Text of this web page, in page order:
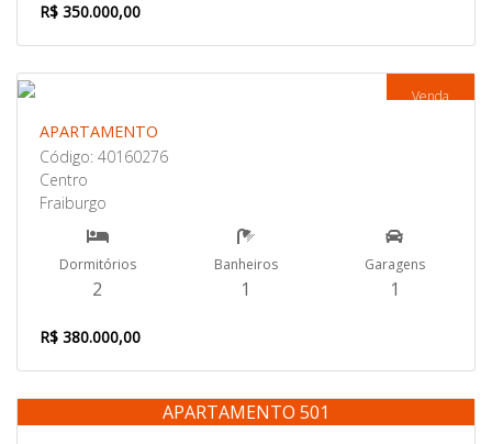
R$ 350.000,00
Venda
APARTAMENTO
Código: 40160276
Centro
Fraiburgo
Dormitórios
2
Banheiros
1
Garagens
1
R$ 380.000,00
Venda
APARTAMENTO 501